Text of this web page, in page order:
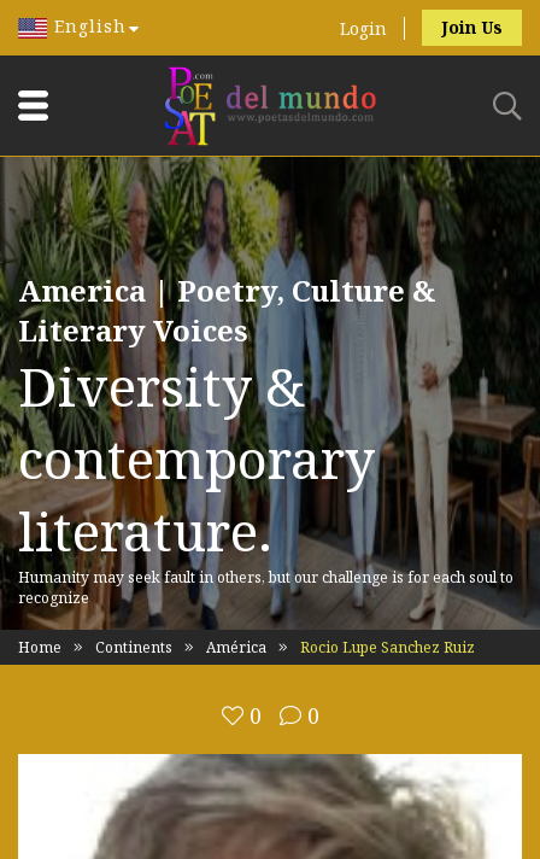
English Login Join Us
America | Poetry, Culture &
Literary Voices
Diversity &
contemporary
literature.
Humanity may seek fault in others, but our challenge is for each soul to
recognize
Home Continents América Rocio Lupe Sanchez Ruiz
0 0